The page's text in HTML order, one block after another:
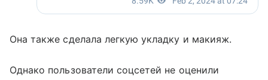
Она также сделала легкую укладку и макияж.
Однако пользователи соцсетей не оценили